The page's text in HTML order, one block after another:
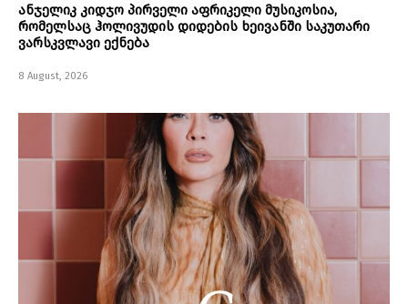
ანჯელიკ კიდჯო პირველი აფრიკელი მუსიკოსია,
რომელსაც ჰოლივუდის დიდების ხეივანში საკუთარი
ვარსკვლავი ექნება
8 August, 2026